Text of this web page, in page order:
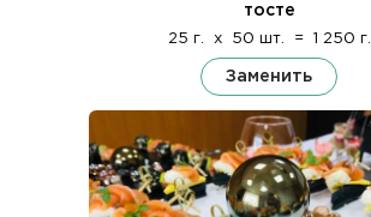
тосте
25 г. x 50 шт. = 1 250 г.
Заменить